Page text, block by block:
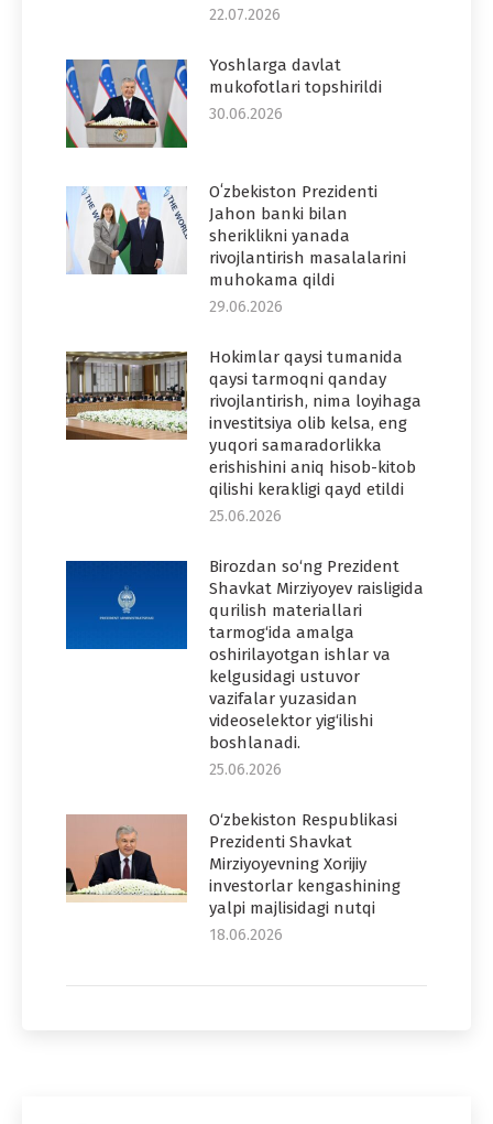
22.07.2026
Yoshlarga davlat
mukofotlari topshirildi
30.06.2026
Oʻzbekiston Prezidenti
Jahon banki bilan
sheriklikni yanada
rivojlantirish masalalarini
muhokama qildi
29.06.2026
Hokimlar qaysi tumanida
qaysi tarmoqni qanday
rivojlantirish, nima loyihaga
investitsiya olib kelsa, eng
yuqori samaradorlikka
erishishini aniq hisob-kitob
qilishi kerakligi qayd etildi
25.06.2026
Birozdan so‘ng Prezident
Shavkat Mirziyoyev raisligida
qurilish materiallari
tarmog‘ida amalga
oshirilayotgan ishlar va
kelgusidagi ustuvor
vazifalar yuzasidan
videoselektor yig‘ilishi
boshlanadi.
25.06.2026
O‘zbekiston Respublikasi
Prezidenti Shavkat
Mirziyoyevning Xorijiy
investorlar kengashining
yalpi majlisidagi nutqi
18.06.2026